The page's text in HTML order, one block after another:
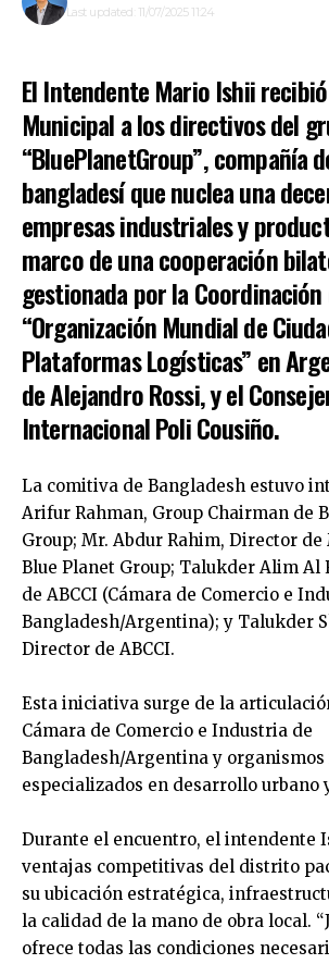
Last updated: 11/07/2025 11:24
‎El Intendente Mario Ishii
Municipal a los directivos del
“BluePlanetGroup”, compañía
bangladesí que nuclea una
empresas industriales y
marco de una cooperación
gestionada por la Coordinación
“Organización Mundial de
Plataformas Logísticas” en
de Alejandro Rossi, y el
Internacional Poli Cousiño.
‎La comitiva de Bangladesh estuvo
Arifur Rahman, Group Chairman de
Group; Mr. Abdur Rahim, Director
Blue Planet Group; Talukder Alim Al
de ABCCI (Cámara de Comercio e
Bangladesh/Argentina); y Talukder
Director de ABCCI.
Esta iniciativa surge de la
Cámara de Comercio e Industria de
Bangladesh/Argentina y
especializados en desarrollo urbano
‎Durante el encuentro, el intendente
ventajas competitivas del distrito
su ubicación estratégica,
la calidad de la mano de obra local.
ofrece todas las condiciones